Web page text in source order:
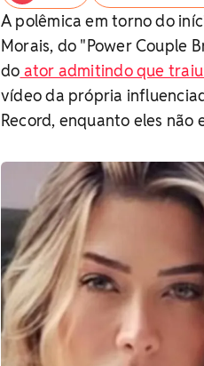
A polêmica em torno do
Morais, do "Power Couple
do ator admitindo que
vídeo da própria
Record, enquanto eles não